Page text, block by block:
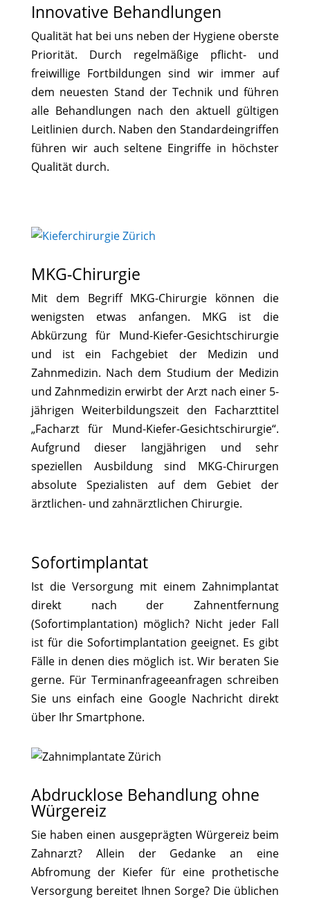
Innovative Behandlungen
Qualität hat bei uns neben der Hygiene oberste
Priorität. Durch regelmäßige pflicht- und
freiwillige Fortbildungen sind wir immer auf
dem neuesten Stand der Technik und führen
alle Behandlungen nach den aktuell gültigen
Leitlinien durch. Naben den Standardeingriffen
führen wir auch seltene Eingriffe in höchster
Qualität durch.
MKG-Chirurgie
Mit dem Begriff MKG-Chirurgie können die
wenigsten etwas anfangen. MKG ist die
Abkürzung für Mund-Kiefer-Gesichtschirurgie
und ist ein Fachgebiet der Medizin und
Zahnmedizin. Nach dem Studium der Medizin
und Zahnmedizin erwirbt der Arzt nach einer 5-
jährigen Weiterbildungszeit den Facharzttitel
„Facharzt für Mund-Kiefer-Gesichtschirurgie“.
Aufgrund dieser langjährigen und sehr
speziellen Ausbildung sind MKG-Chirurgen
absolute Spezialisten auf dem Gebiet der
ärztlichen- und zahnärztlichen Chirurgie.
Sofortimplantat
Ist die Versorgung mit einem Zahnimplantat
direkt nach der Zahnentfernung
(Sofortimplantation) möglich? Nicht jeder Fall
ist für die Sofortimplantation geeignet. Es gibt
Fälle in denen dies möglich ist. Wir beraten Sie
gerne. Für Terminanfrageeanfragen schreiben
Sie uns einfach eine Google Nachricht direkt
über Ihr Smartphone.
Abdrucklose Behandlung ohne
Würgereiz
Sie haben einen ausgeprägten Würgereiz beim
Zahnarzt? Allein der Gedanke an eine
Abfromung der Kiefer für eine prothetische
Versorgung bereitet Ihnen Sorge? Die üblichen